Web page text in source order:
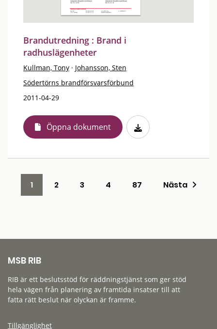
Brandutredning : Brand i
radhuslägenheter
Kullman, Tony · Johansson, Sten
Södertörns brandförsvarsförbund
2011-04-29
Öppna dokument
1 2 3 4 87 Nästa
MSB RIB
RIB är ett beslutsstöd för räddningstjänst som ger stöd
hela vägen från planering av framtida insatser till att
fatta rätt beslut när olyckan är framme.
Tillgänglighet